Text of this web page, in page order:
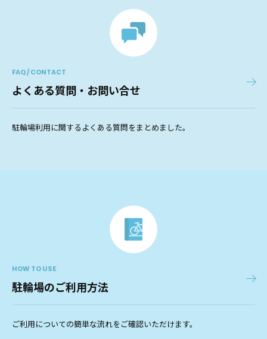
FAQ / CONTACT
よくある質問・お問い合せ
駐輪場利用に関するよくある質問をまとめました。
HOW TO USE
駐輪場のご利用方法
ご利用についての簡単な流れをご確認いただけます。